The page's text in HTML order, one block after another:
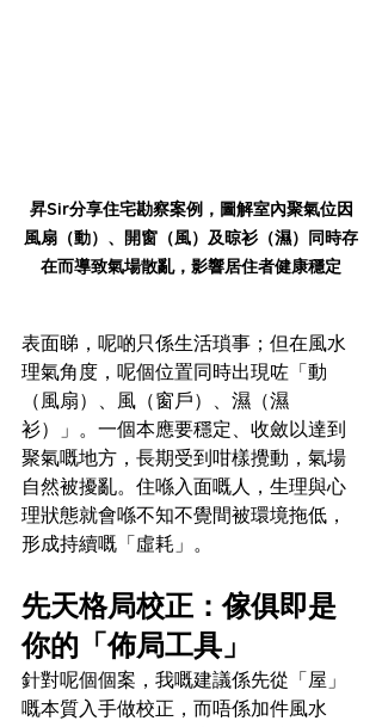
昇Sir分享住宅勘察案例，圖解室內聚氣位因
風扇（動）、開窗（風）及晾衫（濕）同時存
在而導致氣場散亂，影響居住者健康穩定
表面睇，呢啲只係生活瑣事；但在風水
理氣角度，呢個位置同時出現咗「動
（風扇）、風（窗戶）、濕（濕
衫）」。一個本應要穩定、收斂以達到
聚氣嘅地方，長期受到咁樣攪動，氣場
自然被擾亂。住喺入面嘅人，生理與心
理狀態就會喺不知不覺間被環境拖低，
形成持續嘅「虛耗」。
先天格局校正：傢俱即是
你的「佈局工具」
針對呢個個案，我嘅建議係先從「屋」
嘅本質入手做校正，而唔係加件風水